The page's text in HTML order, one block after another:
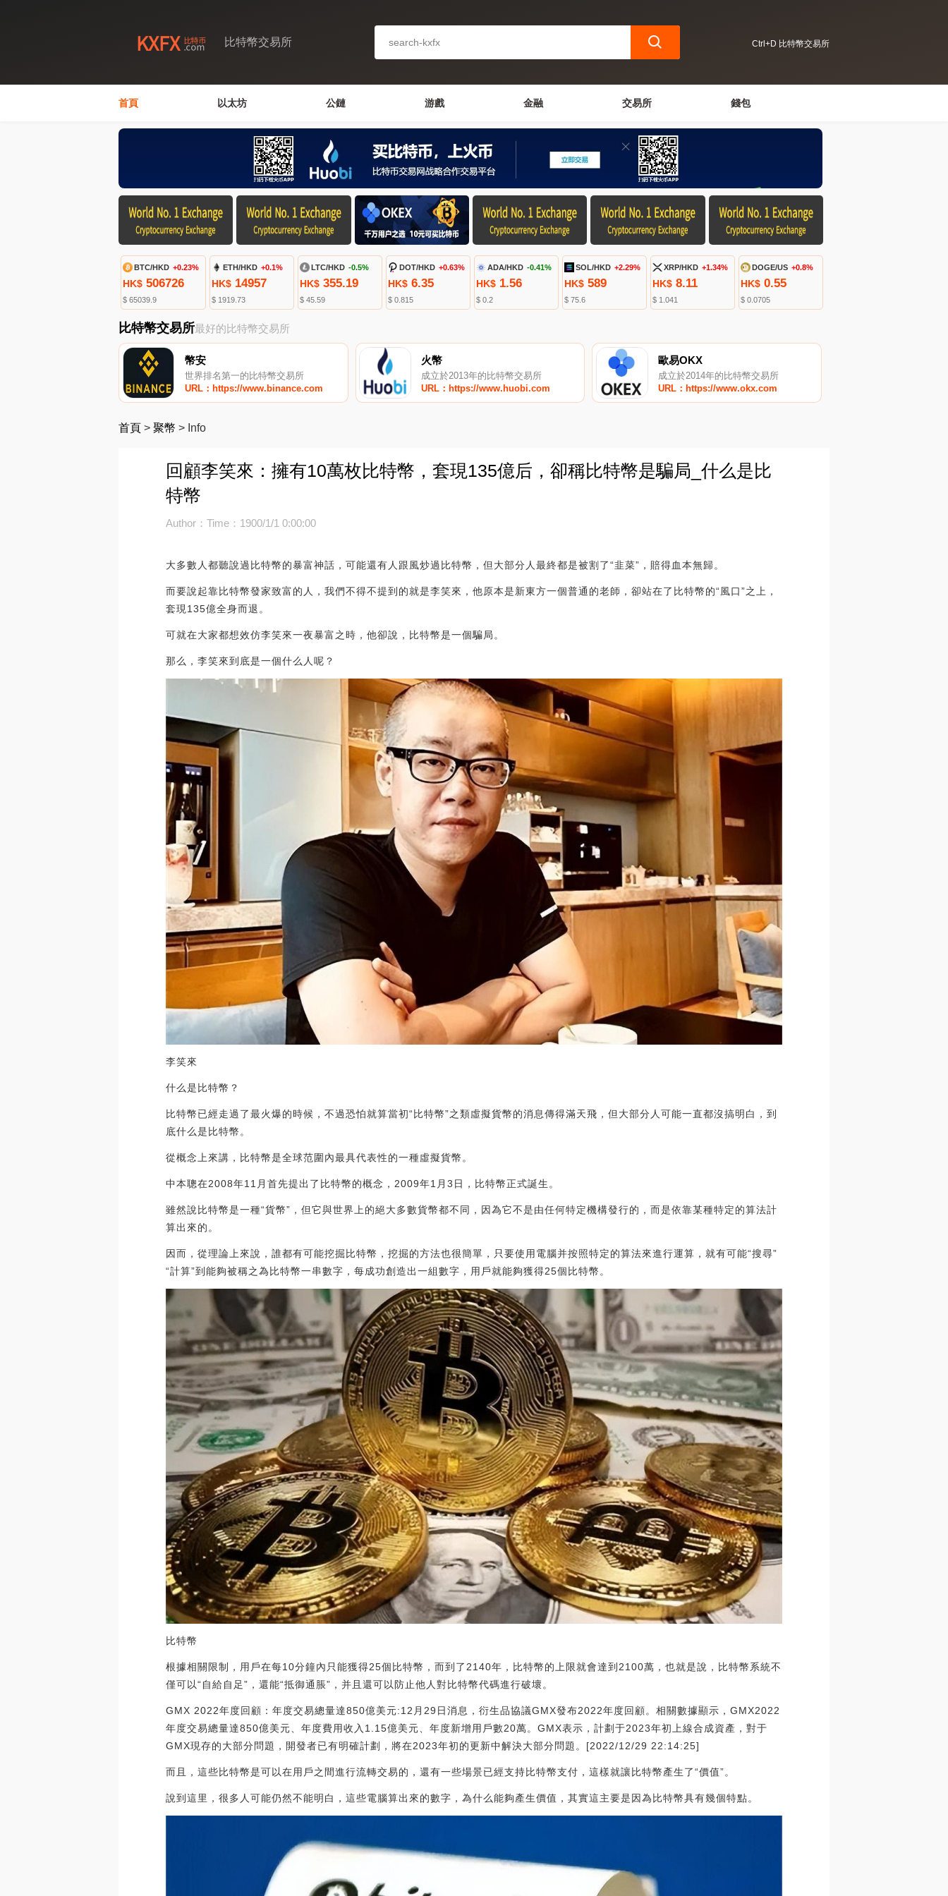
比特幣交易所 Ctrl+D 比特幣交易所
首頁 以太坊 公鏈 游戲 金融 交易所 錢包
BTC/HKD +0.23%
HK$ 506726
$ 65039.9
ETH/HKD +0.1%
HK$14957
$ 1919.73
LTC/HKD -0.5%
HK$355.19
$ 45.59
DOT/HKD +0.63%
HK$6.35
$ 0.815
ADA/HKD -0.41%
HK$1.56
$ 0.2
SOL/HKD +2.29%
HK$ 589
$ 75.6
XRP/HKD +1.34%
HK$ 8.11
$ 1.041
DOGE/US +0.8%
HK$ 0.55
$ 0.0705
比特幣交易所最好的比特幣交易所
幣安
世界排名第一的比特幣交易所
URL：https://www.binance.com
火幣
成立於2013年的比特幣交易所
URL：https://www.huobi.com
歐易OKX
成立於2014年的比特幣交易所
URL：https://www.okx.com
首頁 > 聚幣 > Info
回顧李笑來：擁有10萬枚比特幣，套現135億后，卻稱比特幣是騙局_什么是比
特幣
Author：Time：1900/1/1 0:00:00
大多數人都聽說過比特幣的暴富神話，可能還有人跟風炒過比特幣，但大部分人最終都是被割了“韭菜”，賠得血本無歸。
而要說起靠比特幣發家致富的人，我們不得不提到的就是李笑來，他原本是新東方一個普通的老師，卻站在了比特幣的“風口”之上，
套現135億全身而退。
可就在大家都想效仿李笑來一夜暴富之時，他卻說，比特幣是一個騙局。
那么，李笑來到底是一個什么人呢？
李笑來
什么是比特幣？
比特幣已經走過了最火爆的時候，不過恐怕就算當初“比特幣”之類虛擬貨幣的消息傳得滿天飛，但大部分人可能一直都沒搞明白，到
底什么是比特幣。
從概念上來講，比特幣是全球范圍內最具代表性的一種虛擬貨幣。
中本聰在2008年11月首先提出了比特幣的概念，2009年1月3日，比特幣正式誕生。
雖然說比特幣是一種“貨幣”，但它與世界上的絕大多數貨幣都不同，因為它不是由任何特定機構發行的，而是依靠某種特定的算法計
算出來的。
因而，從理論上來說，誰都有可能挖掘比特幣，挖掘的方法也很簡單，只要使用電腦并按照特定的算法來進行運算，就有可能“搜尋”
“計算”到能夠被稱之為比特幣一串數字，每成功創造出一組數字，用戶就能夠獲得25個比特幣。
比特幣
根據相關限制，用戶在每10分鐘內只能獲得25個比特幣，而到了2140年，比特幣的上限就會達到2100萬，也就是說，比特幣系統不
僅可以“自給自足”，還能“抵御通脹”，并且還可以防止他人對比特幣代碼進行破壞。
GMX 2022年度回顧：年度交易總量達850億美元:12月29日消息，衍生品協議GMX發布2022年度回顧。相關數據顯示，GMX2022
年度交易總量達850億美元、年度費用收入1.15億美元、年度新增用戶數20萬。GMX表示，計劃于2023年初上線合成資產，對于
GMX現存的大部分問題，開發者已有明確計劃，將在2023年初的更新中解決大部分問題。[2022/12/29 22:14:25]
而且，這些比特幣是可以在用戶之間進行流轉交易的，還有一些場景已經支持比特幣支付，這樣就讓比特幣產生了“價值”。
說到這里，很多人可能仍然不能明白，這些電腦算出來的數字，為什么能夠產生價值，其實這主要是因為比特幣具有幾個特點。